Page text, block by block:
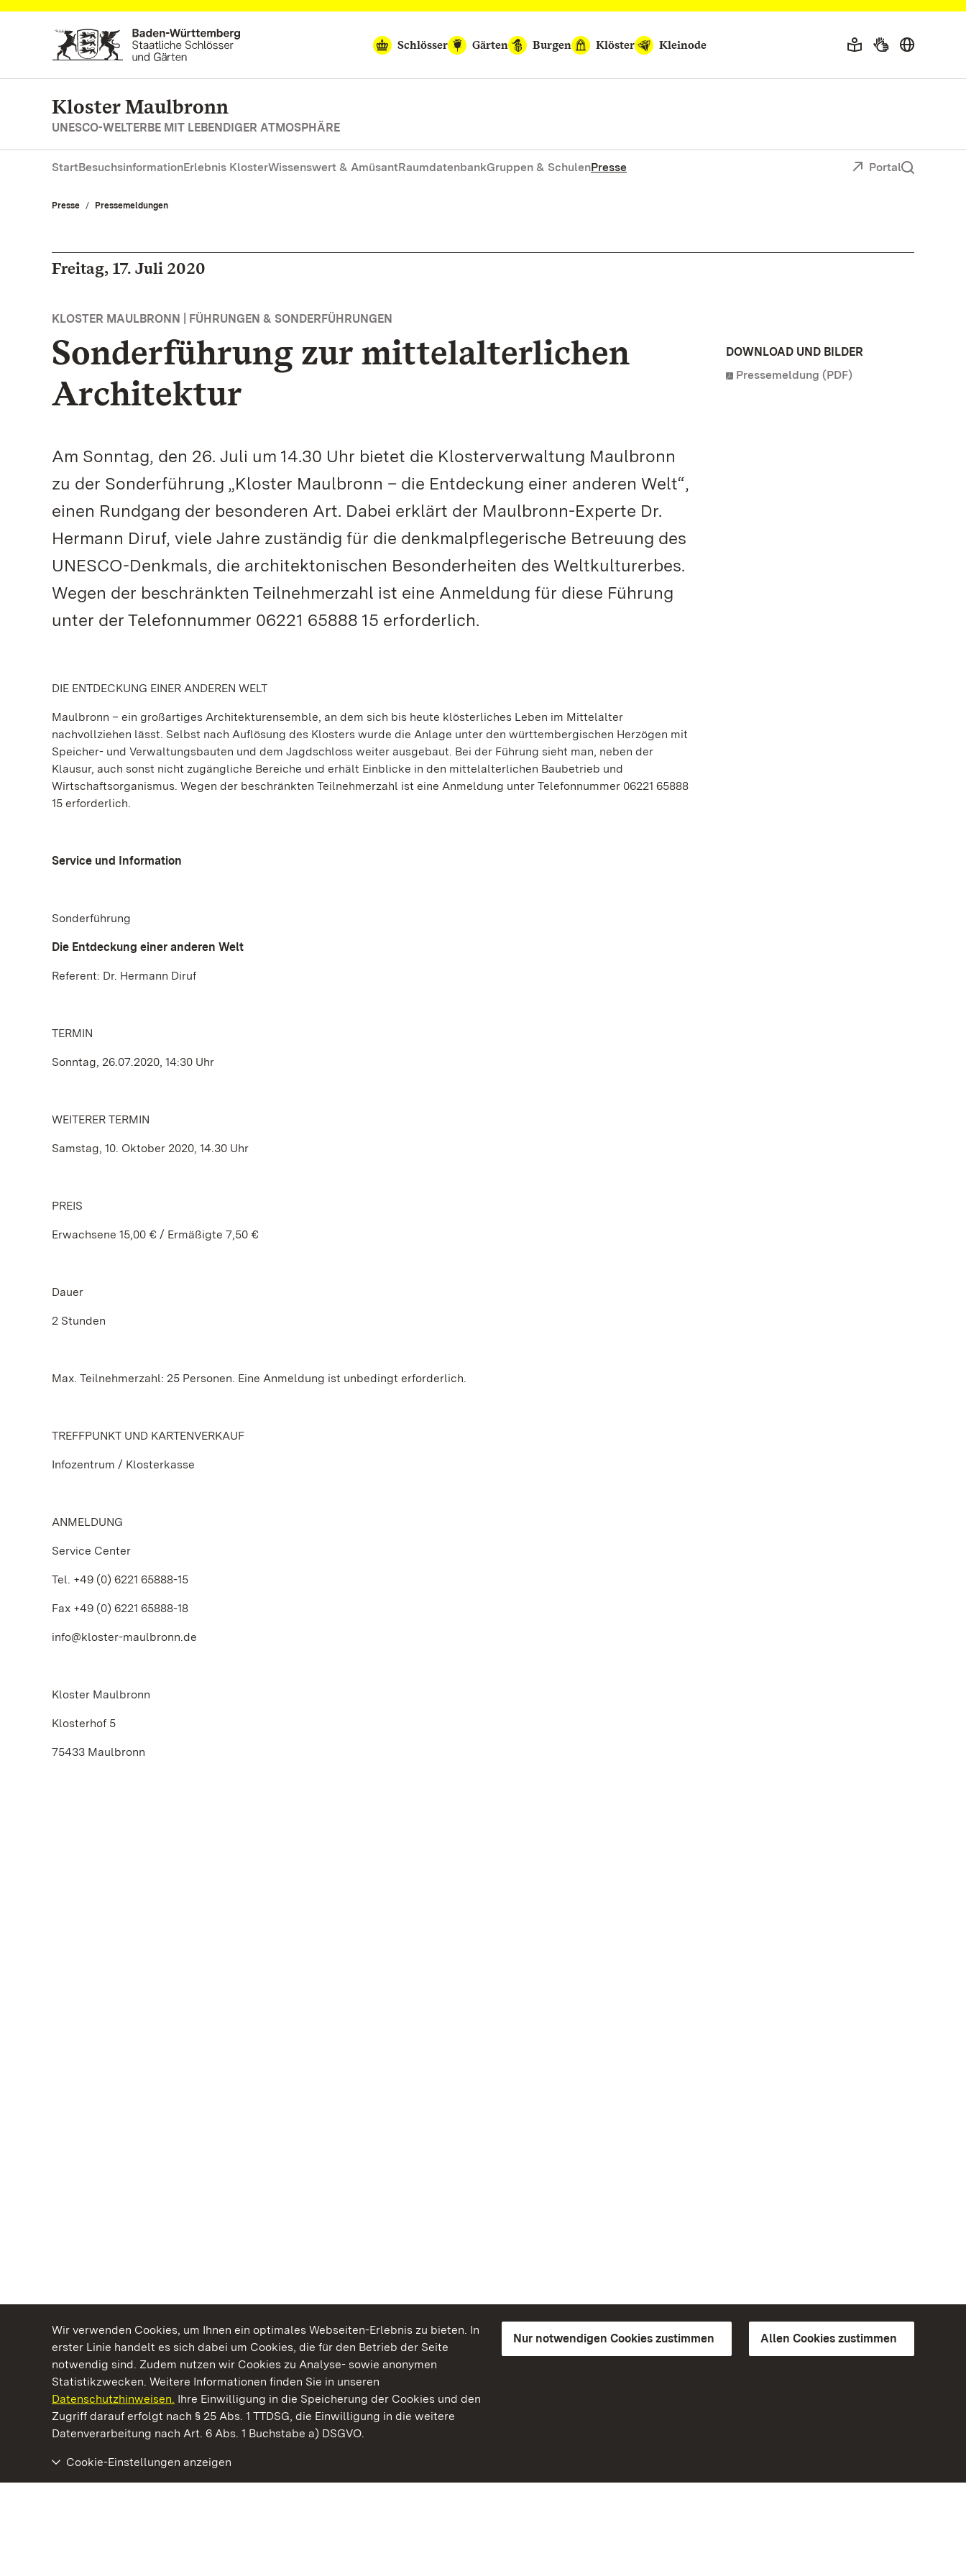
Wir verwenden Cookies, um Ihnen ein optimales Webseiten-Erlebnis zu bieten. In
erster Linie handelt es sich dabei um Cookies, die für den Betrieb der Seite
notwendig sind. Zudem nutzen wir Cookies zu Analyse- sowie anonymen
Statistikzwecken. Weitere Informationen finden Sie in unseren
Datenschutzhinweisen. Ihre Einwilligung in die Speicherung der Cookies und den
Zugriff darauf erfolgt nach § 25 Abs. 1 TTDSG, die Einwilligung in die weitere
Datenverarbeitung nach Art. 6 Abs. 1 Buchstabe a) DSGVO.
Nur notwendigen Cookies zustimmen Allen Cookies zustimmen
Cookie-Einstellungen anzeigen
Zum Hauptinhalt springen
Schlösser
Gärten Burgen Klöster Kleinode
Kloster Maulbronn
UNESCO-WELTERBE MIT LEBENDIGER ATMOSPHÄRE
StartBesuchsinformationErlebnis KlosterWissenswert & AmüsantRaumdatenbankGruppen & SchulenPresse Portal
Presse Pressemeldungen
Freitag, 17. Juli 2020
KLOSTER MAULBRONN | FÜHRUNGEN & SONDERFÜHRUNGEN
Sonderführung zur mittelalterlichen
Architektur
Am Sonntag, den 26. Juli um 14.30 Uhr bietet die Klosterverwaltung Maulbronn
zu der Sonderführung „Kloster Maulbronn – die Entdeckung einer anderen Welt“,
einen Rundgang der besonderen Art. Dabei erklärt der Maulbronn-Experte Dr.
Hermann Diruf, viele Jahre zuständig für die denkmalpflegerische Betreuung des
UNESCO-Denkmals, die architektonischen Besonderheiten des Weltkulturerbes.
Wegen der beschränkten Teilnehmerzahl ist eine Anmeldung für diese Führung
unter der Telefonnummer 06221 65888 15 erforderlich.
DIE ENTDECKUNG EINER ANDEREN WELT
Maulbronn – ein großartiges Architekturensemble, an dem sich bis heute klösterliches Leben im Mittelalter
nachvollziehen lässt. Selbst nach Auflösung des Klosters wurde die Anlage unter den württembergischen Herzögen mit
Speicher- und Verwaltungsbauten und dem Jagdschloss weiter ausgebaut. Bei der Führung sieht man, neben der
Klausur, auch sonst nicht zugängliche Bereiche und erhält Einblicke in den mittelalterlichen Baubetrieb und
Wirtschaftsorganismus. Wegen der beschränkten Teilnehmerzahl ist eine Anmeldung unter Telefonnummer 06221 65888
15 erforderlich.
Service und Information
Sonderführung
Die Entdeckung einer anderen Welt
Referent: Dr. Hermann Diruf
TERMIN
Sonntag, 26.07.2020, 14:30 Uhr
WEITERER TERMIN
Samstag, 10. Oktober 2020, 14.30 Uhr
PREIS
Erwachsene 15,00 € / Ermäßigte 7,50 €
Dauer
2 Stunden
Max. Teilnehmerzahl: 25 Personen. Eine Anmeldung ist unbedingt erforderlich.
TREFFPUNKT UND KARTENVERKAUF
Infozentrum / Klosterkasse
ANMELDUNG
Service Center
Tel. +49 (0) 6221 65888-15
Fax +49 (0) 6221 65888-18
info@kloster-maulbronn.de
Kloster Maulbronn
Klosterhof 5
75433 Maulbronn
DOWNLOAD UND BILDER
Pressemeldung (PDF)
Kommen. Staunen. Genießen.